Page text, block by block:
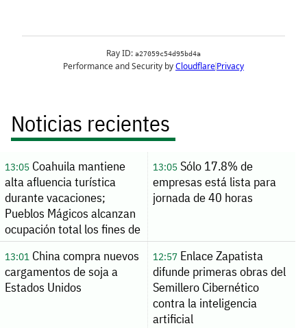
Noticias recientes
13:05Coahuila mantiene
alta afluencia turística
durante vacaciones;
Pueblos Mágicos alcanzan
ocupación total los fines de
semana
13:05Sólo 17.8% de
empresas está lista para
jornada de 40 horas
13:01China compra nuevos
cargamentos de soja a
Estados Unidos
12:57Enlace Zapatista
difunde primeras obras del
Semillero Cibernético
contra la inteligencia
artificial